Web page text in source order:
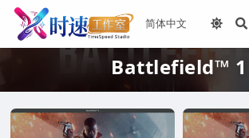
Battlefield™ 1